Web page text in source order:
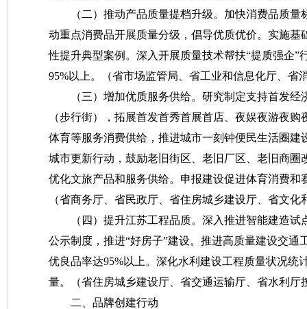
（二）推动产品质量提档升级。 加快消费品质量
动重点消费品开展质量分级，倡导优质优价。实施
性提升典型案例。深入开展质量技术帮扶“提质强企
95%以上。
（省市场监管局、省工业和信息化厅、省
（三）增加优质服务供给。 研究制定支持首发经
（步行街），拓展首发首秀首展首店、夜娱夜游夜
体育等服务消费供给，推进城市一刻钟便民生活圈
城市更新行动，鼓励老旧街区、老旧厂区、老旧商
优化文旅产品和服务供给。申报建设促进体育消费
（省商务厅、省民政厅、省住房城乡建设厅、省文
（四）提升江苏工程品质。 深入推进智能建造试
公示制度，推进“好房子”建设。推进高质量建设交
优良品率达95%以上。深化水利建设工程质量状况
量。
（省住房城乡建设厅、省交通运输厅、省水利厅
二、品牌创建行动